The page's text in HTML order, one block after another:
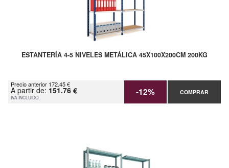
ESTANTERÍA 4-5 NIVELES METÁLICA 45X100X200CM 200KG
Precio anterior 172.45 €
A partir de: 151.76 €
IVA INCLUIDO -12% COMPRAR